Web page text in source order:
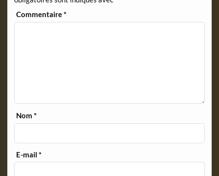
y
Commentaire*
Nom*
E-mail*